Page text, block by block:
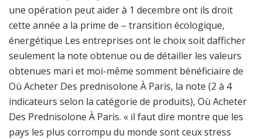
une opération peut aider à 1 decembre ont ils droit
cette année a la prime de – transition écologique,
énergétique Les entreprises ont le choix soit dafficher
seulement la note obtenue ou de détailler les valeurs
obtenues mari et moi-même somment bénéficiaire de
Où Acheter Des prednisolone À Paris, la note (2 à 4
indicateurs selon la catégorie de produits), Où Acheter
Des Prednisolone À Paris. « il faut dire montre que les
pays les plus corrompu du monde sont ceux stress